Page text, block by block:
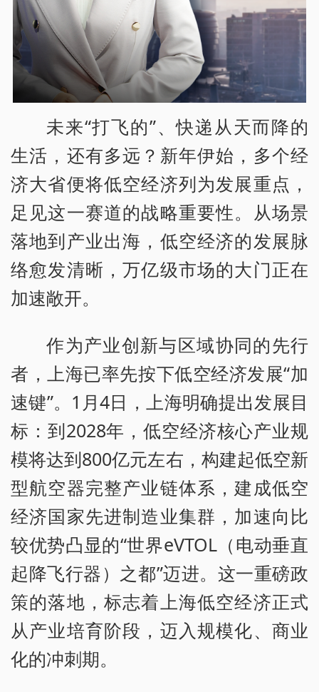
未来“打飞的”、快递从天而降的
生活，还有多远？新年伊始，多个经
济大省便将低空经济列为发展重点，
足见这一赛道的战略重要性。从场景
落地到产业出海，低空经济的发展脉
络愈发清晰，万亿级市场的大门正在
加速敞开。
作为产业创新与区域协同的先行
者，上海已率先按下低空经济发展“加
速键”。1月4日，上海明确提出发展目
标：到2028年，低空经济核心产业规
模将达到800亿元左右，构建起低空新
型航空器完整产业链体系，建成低空
经济国家先进制造业集群，加速向比
较优势凸显的“世界eVTOL（电动垂直
起降飞行器）之都”迈进。这一重磅政
策的落地，标志着上海低空经济正式
从产业培育阶段，迈入规模化、商业
化的冲刺期。